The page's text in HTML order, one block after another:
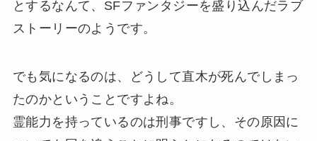
とするなんて、SFファンタジーを盛り込んだラブ
ストーリーのようです。
でも気になるのは、どうして直木が死んでしまっ
たのかということですよね。
霊能力を持っているのは刑事ですし、その原因に